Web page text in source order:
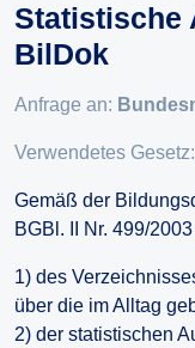
Statistische
BilDok
Anfrage an:
Verwendetes Gesetz:
Gemäß der
BGBl. II Nr. 499/
1) des
über die im Alltag
2) der statistischen